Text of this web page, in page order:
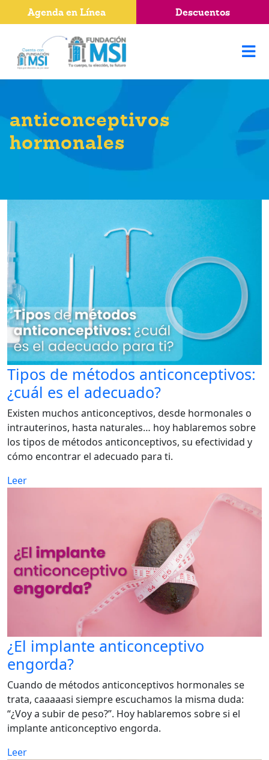
anticonceptivos
hormonales
Tipos de métodos anticonceptivos:
¿cuál es el adecuado?
Existen muchos anticonceptivos, desde hormonales o
intrauterinos, hasta naturales… hoy hablaremos sobre
los tipos de métodos anticonceptivos, su efectividad y
cómo encontrar el adecuado para ti.
Leer
¿El implante anticonceptivo
engorda?
Cuando de métodos anticonceptivos hormonales se
trata, caaaaasi siempre escuchamos la misma duda:
“¿Voy a subir de peso?”. Hoy hablaremos sobre si el
implante anticonceptivo engorda.
Leer
Agenda en Línea Descuentos